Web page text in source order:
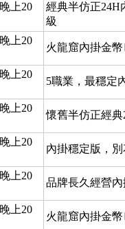
上20
經典半仿正24H
級
上20
火龍窟內掛金
上20
5職業，最穩定
上20
懷舊半仿正經
上20
內掛穩定版，
上20
品牌長久經營
上20
火龍窟內掛金